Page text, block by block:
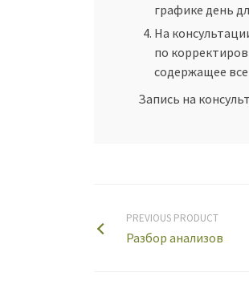
графике день
На
по
содержащее
Запись на
PREVIOUS PRODUCT
Разбор анализов